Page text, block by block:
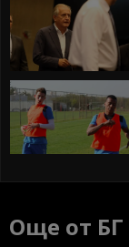
Още от